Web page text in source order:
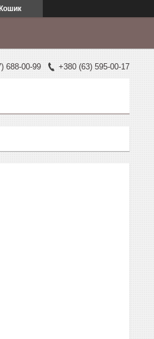
Кошик
688-00-99 +380 (63) 595-00-17